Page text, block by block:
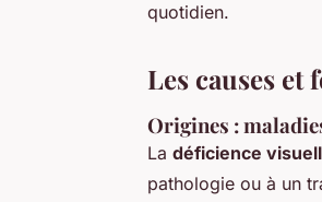
quotidien.
Les causes et
Origines :
La déficience
pathologie ou à un